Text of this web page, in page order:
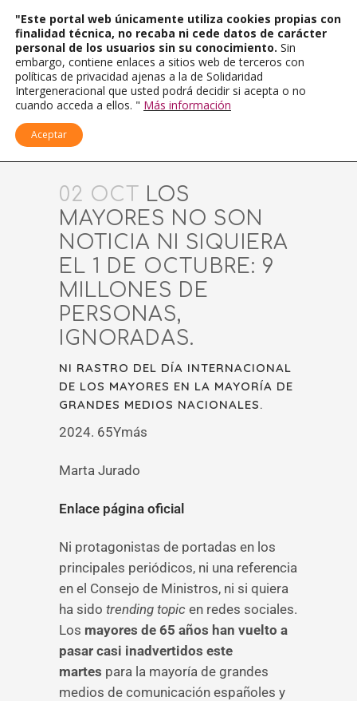
02 OCT
LOS
MAYORES NO SON
NOTICIA NI SIQUIERA
EL 1 DE OCTUBRE: 9
MILLONES DE
PERSONAS,
IGNORADAS.
NI RASTRO DEL DÍA INTERNACIONAL
DE LOS MAYORES EN LA MAYORÍA DE
GRANDES MEDIOS NACIONALES.
2024. 65Ymás
Marta Jurado
Enlace página oficial
Ni protagonistas de portadas en los
principales periódicos, ni una referencia
en el Consejo de Ministros, ni si quiera
ha sido trending topic en redes sociales.
Los mayores de 65 años han vuelto a
pasar casi inadvertidos este
martes para la mayoría de grandes
medios de comunicación españoles y
"Este portal web únicamente utiliza cookies propias con
finalidad técnica, no recaba ni cede datos de carácter
personal de los usuarios sin su conocimiento. Sin
embargo, contiene enlaces a sitios web de terceros con
políticas de privacidad ajenas a la de Solidaridad
Intergeneracional que usted podrá decidir si acepta o no
cuando acceda a ellos. " Más información
Aceptar